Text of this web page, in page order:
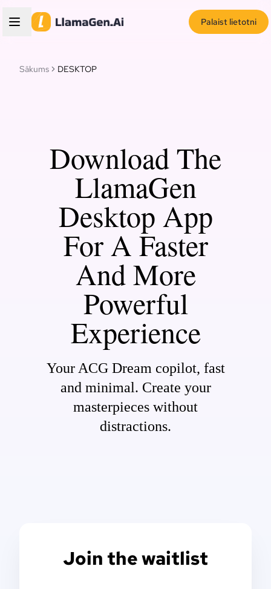
Palaist lietotni
Sākums DESKTOP
Download The
LlamaGen
Desktop App
For A Faster
And More
Powerful
Experience
Your ACG Dream copilot, fast
and minimal. Create your
masterpieces without
distractions.
Join the waitlist